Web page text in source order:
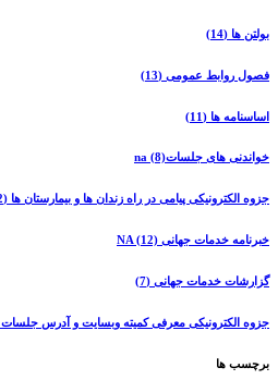
بولتن ها (14)
فصول روابط عمومی (13)
اساسنامه ها (11)
خواندنی های جلساتna(8)
جزوه الکترونیکی پیامی در راه زندان ها و بیمارستان ها (2)
خبرنامه خدمات جهانی NA (12)
گزارشات خدمات جهانی (7)
جزوه الکترونیکی معرفی کمیته وبسایت و آدرس جلسات
برچسب ها